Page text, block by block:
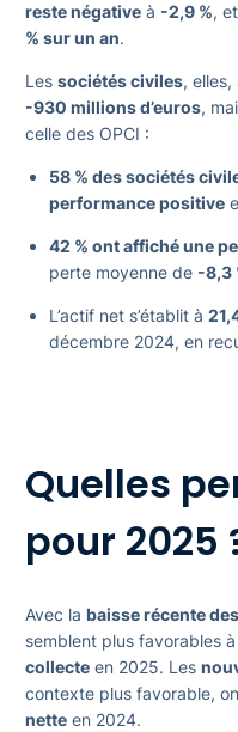
reste négative à -2,9 %,
% sur un an.
Les sociétés civiles,
-930 millions d’euros,
celle des OPCI :
58 % des sociétés
performance positive
42 % ont affiché une
perte moyenne de -8,3
L’actif net s’établit à
décembre 2024, en
Quelles
pour 2025
Avec la baisse récente
semblent plus favorables
collecte en 2025. Les
contexte plus favorable,
nette en 2024.